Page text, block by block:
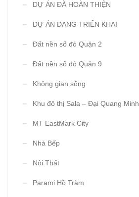
DỰ ÁN ĐÃ HOÀN THIỆN
DỰ ÁN ĐANG TRIỂN KHAI
Đất nền sổ đỏ Quận 2
Đất nền sổ đỏ Quận 9
Không gian sống
Khu đô thị Sala – Đại Quang Minh
MT EastMark City
Nhà Bếp
Nội Thất
Parami Hồ Tràm